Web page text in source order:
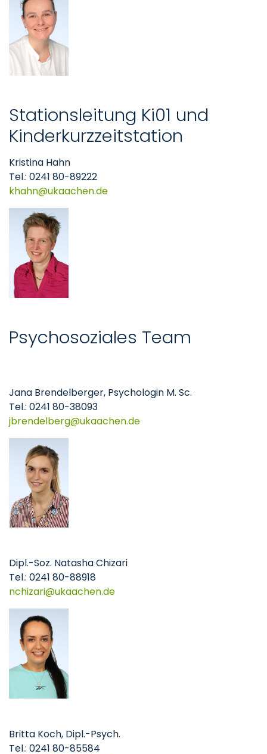
Stationsleitung Ki01 und
Kinderkurzzeitstation
Kristina Hahn
Tel.: 0241 80-89222
khahn
ukaachende
Psychosoziales Team
Jana Brendelberger, Psychologin M. Sc.
Tel.: 0241 80-38093
jbrendelberg
ukaachende
Dipl.-Soz. Natasha Chizari
Tel.: 0241 80-88918
nchizari
ukaachende
Britta Koch, Dipl.-Psych.
Tel.: 0241 80-85584